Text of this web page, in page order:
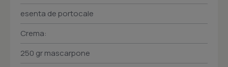
esenta de portocale
Crema:
250 gr mascarpone